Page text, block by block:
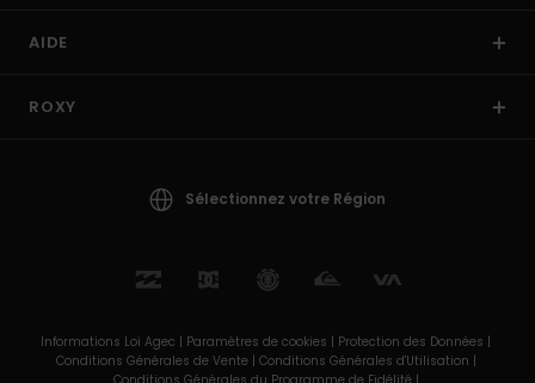
AIDE
ROXY
Sélectionnez votre Région
Informations Loi Agec | Paramètres de cookies | Protection des Données |
Conditions Générales de Vente | Conditions Générales d'Utilisation |